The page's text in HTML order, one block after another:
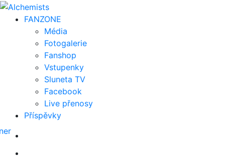
FANZONE
Média
Fotogalerie
Fanshop
Vstupenky
Sluneta TV
Facebook
Live přenosy
Příspěvky